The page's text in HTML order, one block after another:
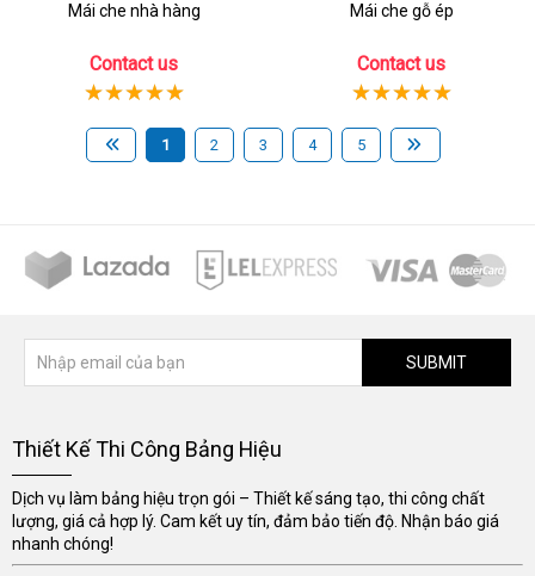
Mái che nhà hàng
Contact us
Mái che gỗ ép
Contact us
1 2 3 4 5
SUBMIT
Thiết Kế Thi Công Bảng Hiệu
Dịch vụ làm bảng hiệu trọn gói – Thiết kế sáng tạo, thi công chất
lượng, giá cả hợp lý. Cam kết uy tín, đảm bảo tiến độ. Nhận báo giá
nhanh chóng!